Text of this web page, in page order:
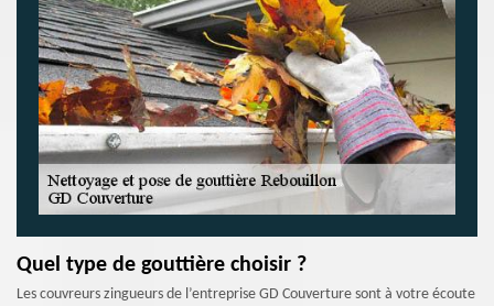
Quel type de gouttière choisir ?
Les couvreurs zingueurs de l’entreprise GD Couverture sont à votre écoute